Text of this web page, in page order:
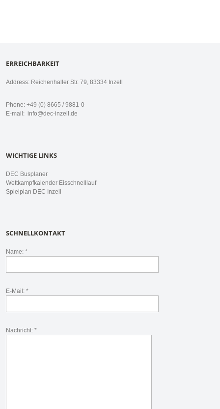
ERREICHBARKEIT
Address: Reichenhaller Str. 79, 83334 Inzell
Phone: +49 (0) 8665 / 9881-0
E-mail: info@dec-inzell.de
WICHTIGE LINKS
DEC Busplaner
Wettkampfkalender Eisschnelllauf
Spielplan DEC Inzell
SCHNELLKONTAKT
Name: *
E-Mail: *
Nachricht: *